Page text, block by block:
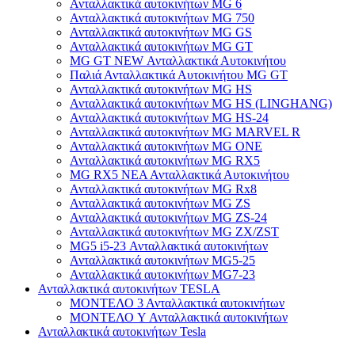
Ανταλλακτικά αυτοκινήτων MG 6
Ανταλλακτικά αυτοκινήτων MG 750
Ανταλλακτικά αυτοκινήτων MG GS
Ανταλλακτικά αυτοκινήτων MG GT
MG GT NEW Ανταλλακτικά Αυτοκινήτου
Παλιά Ανταλλακτικά Αυτοκινήτου MG GT
Ανταλλακτικά αυτοκινήτων MG HS
Ανταλλακτικά αυτοκινήτων MG HS (LINGHANG)
Ανταλλακτικά αυτοκινήτων MG HS-24
Ανταλλακτικά αυτοκινήτων MG MARVEL R
Ανταλλακτικά αυτοκινήτων MG ONE
Ανταλλακτικά αυτοκινήτων MG RX5
MG RX5 ΝΕΑ Ανταλλακτικά Αυτοκινήτου
Ανταλλακτικά αυτοκινήτων MG Rx8
Ανταλλακτικά αυτοκινήτων MG ZS
Ανταλλακτικά αυτοκινήτων MG ZS-24
Ανταλλακτικά αυτοκινήτων MG ZX/ZST
MG5 i5-23 Ανταλλακτικά αυτοκινήτων
Ανταλλακτικά αυτοκινήτων MG5-25
Ανταλλακτικά αυτοκινήτων MG7-23
Ανταλλακτικά αυτοκινήτων TESLA
ΜΟΝΤΕΛΟ 3 Ανταλλακτικά αυτοκινήτων
ΜΟΝΤΕΛΟ Y Ανταλλακτικά αυτοκινήτων
Ανταλλακτικά αυτοκινήτων Tesla